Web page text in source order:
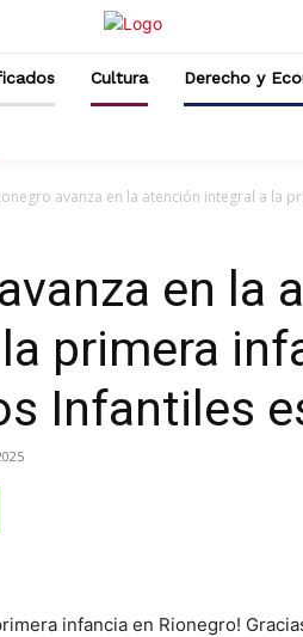
Cultura Derecho y
avanza en la atención integral a la
en la
primera
Infantiles
infancia en Rionegro!